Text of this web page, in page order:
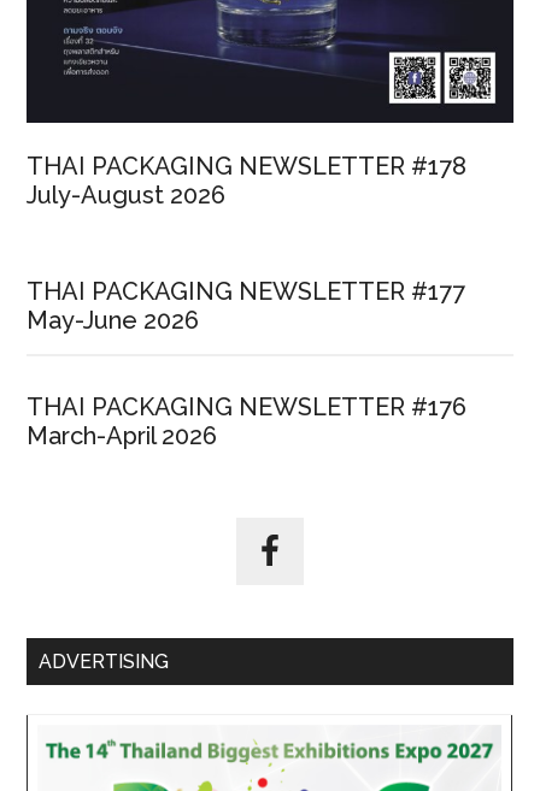
THAI PACKAGING NEWSLETTER #178
July-August 2026
THAI PACKAGING NEWSLETTER #177
May-June 2026
THAI PACKAGING NEWSLETTER #176
March-April 2026
ADVERTISING